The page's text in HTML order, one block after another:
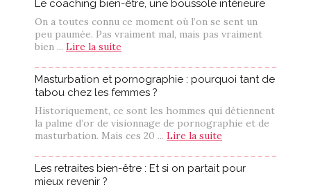
Le coaching bien-être, une boussole intérieure
On a toutes connu ce moment où l’on se sent un
peu paumée. Pas vraiment mal, mais pas vraiment
bien ... Lire la suite
Masturbation et pornographie : pourquoi tant de
tabou chez les femmes ?
Historiquement, ce sont les hommes qui détiennent
la palme d’or de visionnage de pornographie et de
masturbation. Mais ces 20 ... Lire la suite
Les retraites bien-être : Et si on partait pour
mieux revenir ?